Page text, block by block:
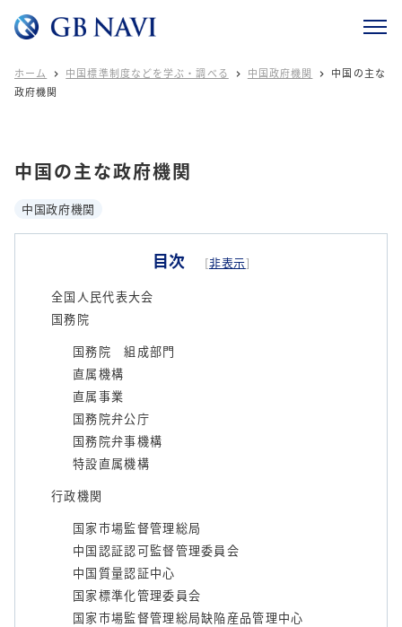
ホーム  中国標準制度などを学ぶ・調べる  中国政府機関 
中国の主な
政府機関
中国の主な政府機関
中国政府機関
目次 [非表示]
全国人民代表大会
国務院
国務院 組成部門
直属機構
直属事業
国務院弁公庁
国務院弁事機構
特設直属機構
行政機関
国家市場監督管理総局
中国認証認可監督管理委員会
中国質量認証中心
国家標準化管理委員会
国家市場監督管理総局缺陥産品管理中心